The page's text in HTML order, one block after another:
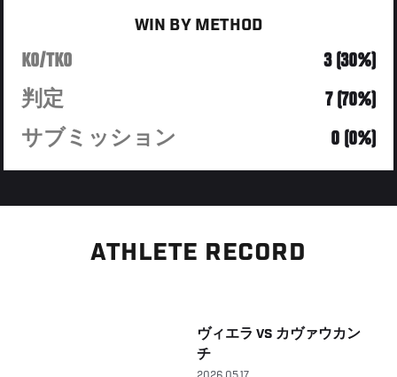
WIN BY METHOD
KO/TKO
3 (30%)
判定
7 (70%)
サブミッション
0 (0%)
ATHLETE RECORD
ヴィエラ VS カヴァウカン
チ